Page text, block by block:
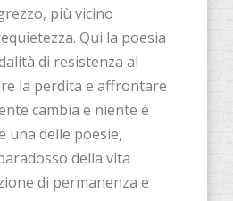
più vicino
Qui la poesia
di resistenza al
la perdita e affrontare
cambia e niente è
una delle poesie,
della vita
di permanenza e